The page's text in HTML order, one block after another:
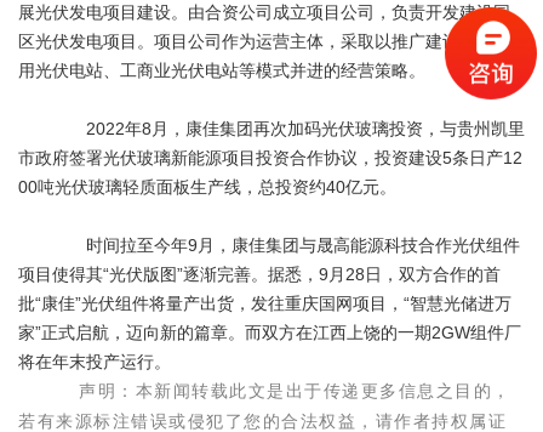
展光伏发电项目建设。由合资公司成立项目公司，负责开发建设园
区光伏发电项目。项目公司作为运营主体，采取以推广建设农村户
用光伏电站、工商业光伏电站等模式并进的经营策略。
2022年8月，康佳集团再次加码光伏玻璃投资，与贵州凯里
市政府签署光伏玻璃新能源项目投资合作协议，投资建设5条日产12
00吨光伏玻璃轻质面板生产线，总投资约40亿元。
时间拉至今年9月，康佳集团与晟高能源科技合作光伏组件
项目使得其“光伏版图”逐渐完善。据悉，9月28日，双方合作的首
批“康佳”光伏组件将量产出货，发往重庆国网项目，“智慧光储进万
家”正式启航，迈向新的篇章。而双方在江西上饶的一期2GW组件厂
将在年末投产运行。
声明：本新闻转载此文是出于传递更多信息之目的，
若有来源标注错误或侵犯了您的合法权益，请作者持权属证